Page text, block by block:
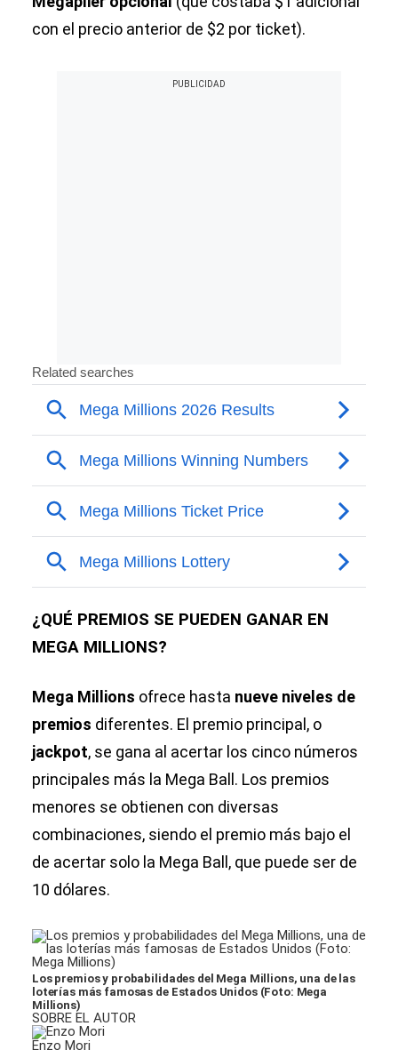
con el precio anterior de $2 por ticket).
¿QUÉ PREMIOS SE PUEDEN GANAR EN
MEGA MILLIONS?
Mega Millions ofrece hasta nueve niveles de
premios diferentes. El premio principal, o
jackpot, se gana al acertar los cinco números
principales más la Mega Ball. Los premios
menores se obtienen con diversas
combinaciones, siendo el premio más bajo el
de acertar solo la Mega Ball, que puede ser de
10 dólares.
Los premios y probabilidades del Mega Millions, una de las
loterías más famosas de Estados Unidos (Foto: Mega
Millions)
SOBRE EL AUTOR
Enzo Mori